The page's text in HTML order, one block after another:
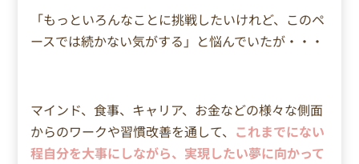
「もっといろんなことに挑戦したいけれど、このペ
ースでは続かない気がする」と悩んでいたが・・・
マインド、食事、キャリア、お金などの様々な側面
からのワークや習慣改善を通して、 これまでにない
程自分を大事にしながら、実現したい夢に向かって